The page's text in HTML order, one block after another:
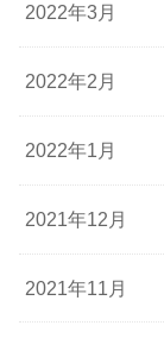
2022年3月
2022年2月
2022年1月
2021年12月
2021年11月